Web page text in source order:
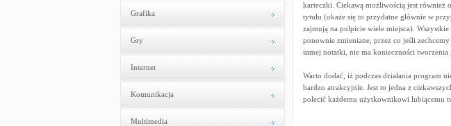
Grafika
Gry
Internet
Komunikacja
Multimedia
karteczki. Ciekawą możliwością jest również
tytułu (okaże się to przydatne głównie w
zajmują na pulpicie wiele miejsca).
ponownie zmieniane, przez co jeśli
samej notatki, nie ma konieczności tworzenia
Warto dodać, iż podczas działania program
bardzo atrakcyjnie. Jest to jedna z
polecić każdemu użytkownikowi lubiącemu